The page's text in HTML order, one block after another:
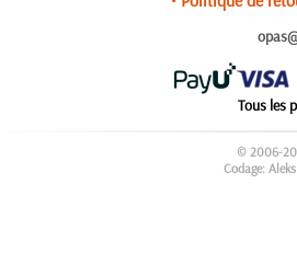
Tous les
© 2006-
Codage: